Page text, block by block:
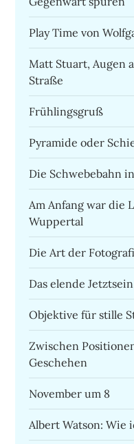
Play Time von
Matt Stuart, Augen
Straße
Frühlingsgruß
Pyramide oder
Die Schwebebahn
Am Anfang war die
Wuppertal
Die Art der
Das elende Jetztsein
Objektive für stille
Zwischen
Geschehen
November um 8
Albert Watson: Wie